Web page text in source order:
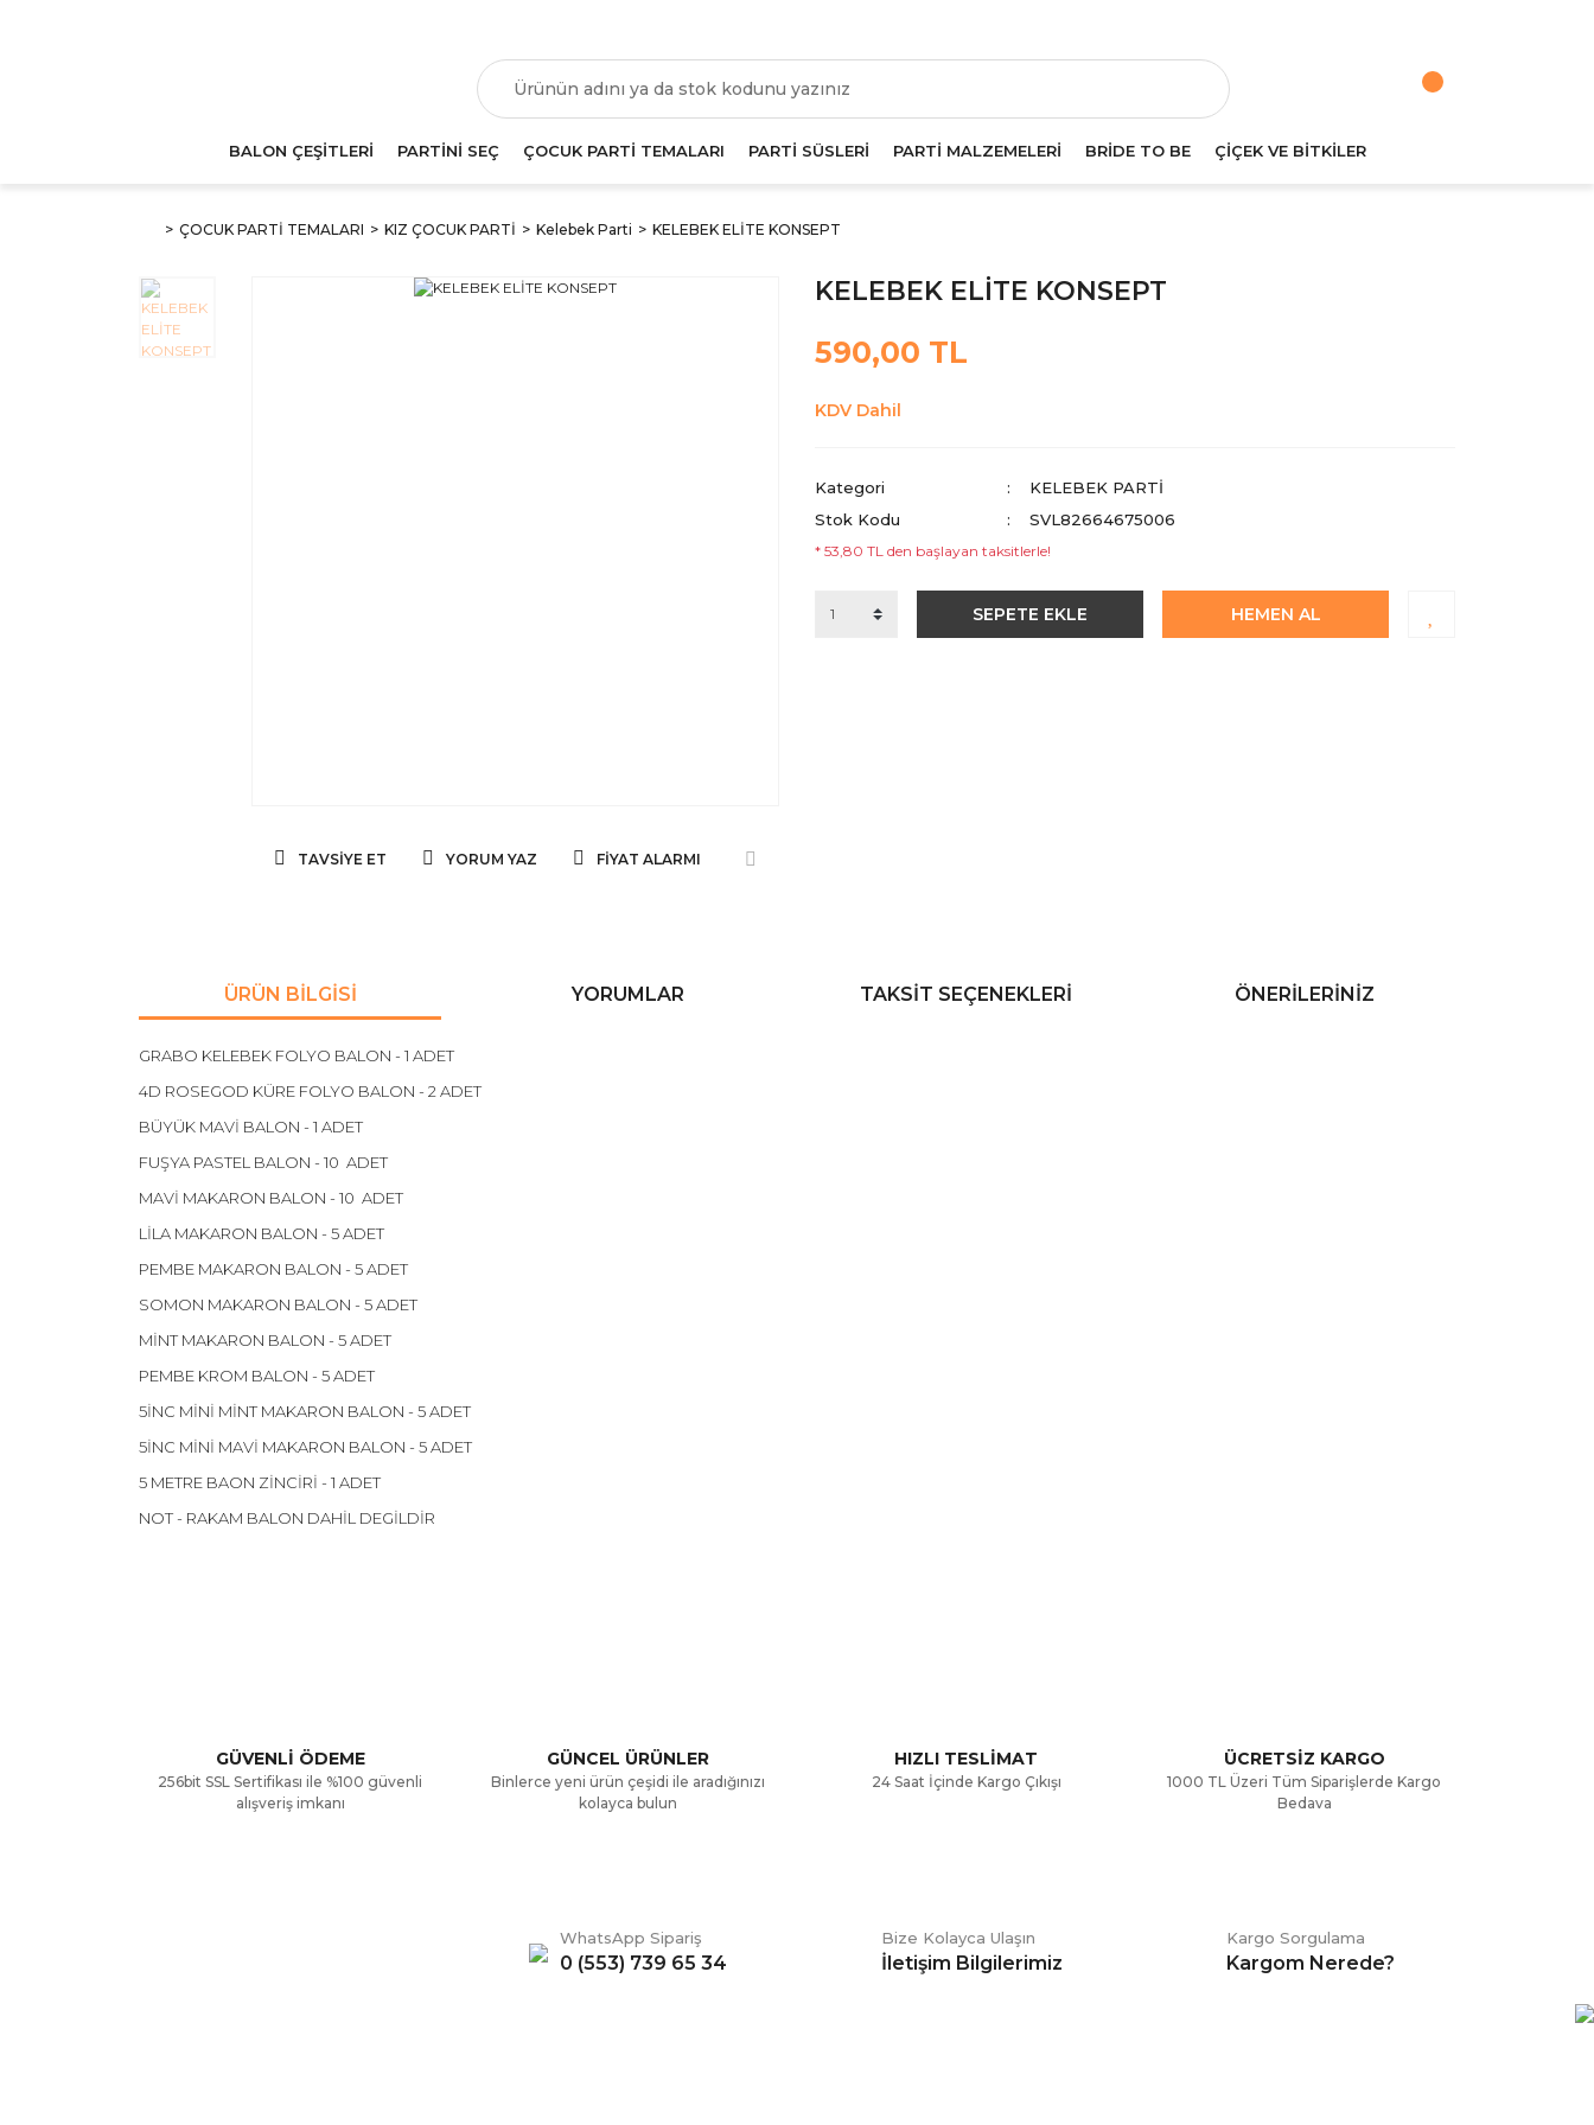
BALON ÇEŞİTLERİ PARTİNİ SEÇ ÇOCUK PARTİ TEMALARI PARTİ SÜSLERİ PARTİ MALZEMELERİ BRİDE TO BE ÇİÇEK VE BİTKİLER
ÇOCUK PARTİ TEMALARI KIZ ÇOCUK PARTİ Kelebek Parti KELEBEK ELİTE KONSEPT
TAVSIYE ET YORUM YAZ FIYAT ALARMI
KELEBEK ELİTE KONSEPT
590,00 TL
KDV Dahil
Kategori
KELEBEK PARTI
Stok Kodu
SVL82664675006
* 53,80 TL den başlayan taksitlerle!
SEPETE EKLE HEMEN AL
ÜRÜN BILGISI YORUMLAR TAKSIT SEÇENEKLERI ÖNERILERINIZ
GRABO KELEBEK FOLYO BALON - 1 ADET
4D ROSEGOD KÜRE FOLYO BALON - 2 ADET
BÜYÜK MAVİ BALON - 1 ADET
FUŞYA PASTEL BALON - 10 ADET
MAVİ MAKARON BALON - 10 ADET
LİLA MAKARON BALON - 5 ADET
PEMBE MAKARON BALON - 5 ADET
SOMON MAKARON BALON - 5 ADET
MİNT MAKARON BALON - 5 ADET
PEMBE KROM BALON - 5 ADET
5İNC MİNİ MİNT MAKARON BALON - 5 ADET
5İNC MİNİ MAVİ MAKARON BALON - 5 ADET
5 METRE BAON ZİNCİRİ - 1 ADET
NOT - RAKAM BALON DAHİL DEGİLDİR
Ürün açıklamasında eksik bilgiler bulunuyor.
Ürün bilgilerinde hatalar bulunuyor.
GÜVENLİ ÖDEME
256bit SSL Sertifikası ile %100 güvenli
alışveriş imkanı
GÜNCEL ÜRÜNLER
Binlerce yeni ürün çeşidi ile aradığınızı
kolayca bulun
HIZLI TESLİMAT
24 Saat İçinde Kargo Çıkışı
ÜCRETSİZ KARGO
1000 TL Üzeri Tüm Siparişlerde Kargo
Bedava
WhatsApp Sipariş
0 (553) 739 65 34
Bize Kolayca Ulaşın
İletişim Bilgilerimiz
Kargo Sorgulama
Kargom Nerede?